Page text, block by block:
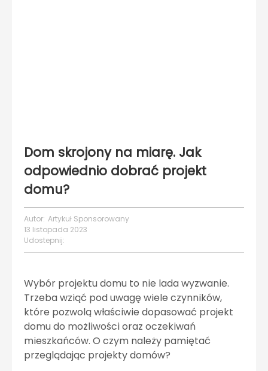
Dom skrojony na miarę. Jak
odpowiednio dobrać projekt
domu?
Autor: Artykuł Sponsorowany
13 listopada 2023
Udostepnij:
Wybór projektu domu to nie lada wyzwanie.
Trzeba wziąć pod uwagę wiele czynników,
które pozwolą właściwie dopasować projekt
domu do możliwości oraz oczekiwań
mieszkańców. O czym należy pamiętać
przeglądając projekty domów?